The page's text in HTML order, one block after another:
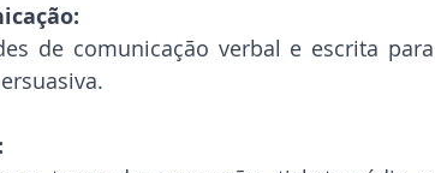
de comunicação verbal e escrita para